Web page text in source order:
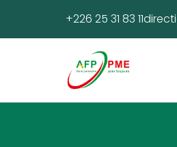
+226 25 31 83 11